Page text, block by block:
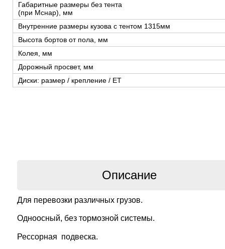
Габаритные размеры без тента
(при Мснар), мм
Внутренние размеры кузова с тентом 1315мм
Высота бортов от пола, мм
Колея, мм
Дорожный просвет, мм
Диски: размер / крепление / ЕТ
Описание
Для перевозки различных грузов.
Одноосный, без тормозной системы.
Рессорная подвеска.